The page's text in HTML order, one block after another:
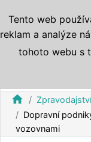
home Zpravodajství
Dopravní
vozovnami
Tento web
reklam a analýze
tohoto webu s